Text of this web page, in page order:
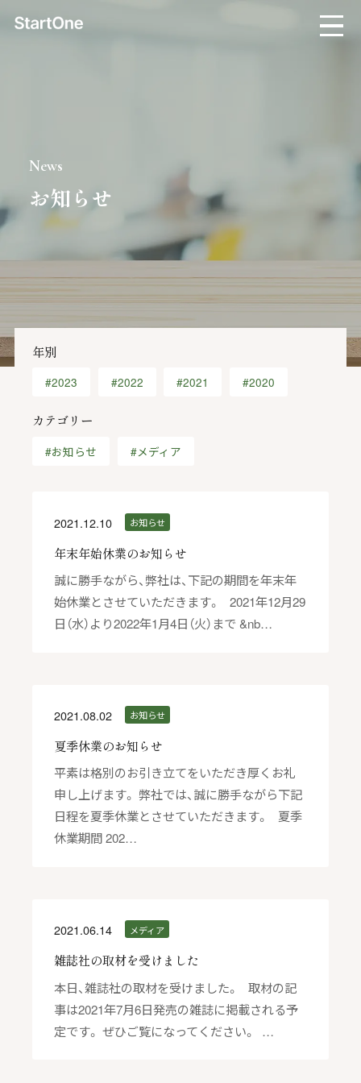
News
お知らせ
年別
#2023 #2022 #2021 #2020
カテゴリー
#お知らせ #メディア
2021.12.10 お知らせ
年末年始休業のお知らせ
誠に勝手ながら、弊社は、下記の期間を年末年
始休業とさせていただきます。 2021年12月29
日（水）より2022年1月4日（火）まで &nb…
2021.08.02 お知らせ
夏季休業のお知らせ
平素は格別のお引き立てをいただき厚くお礼
申し上げます。 弊社では、誠に勝手ながら下記
日程を夏季休業とさせていただきます。 夏季
休業期間 202…
2021.06.14 メディア
雑誌社の取材を受けました
本日、雑誌社の取材を受けました。 取材の記
事は2021年7月6日発売の雑誌に掲載される予
定です。 ぜひご覧になってください。 …